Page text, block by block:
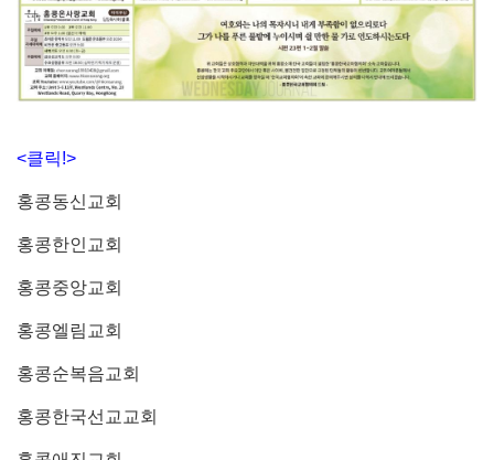
<클릭!>
홍콩동신교회
홍콩한인교회
홍콩중앙교회
홍콩엘림교회
홍콩순복음교회
홍콩한국선교교회